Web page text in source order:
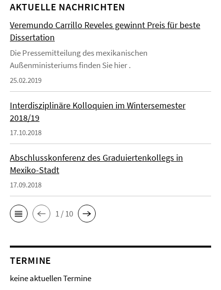
AKTUELLE NACHRICHTEN
Veremundo Carrillo Reveles gewinnt Preis für beste
Dissertation
Die Pressemitteilung des mexikanischen
Außenministeriums finden Sie hier .
25.02.2019
Interdisziplinäre Kolloquien im Wintersemester
2018/19
17.10.2018
Abschlusskonferenz des Graduiertenkollegs in
Mexiko-Stadt
17.09.2018
1 / 10
TERMINE
keine aktuellen Termine